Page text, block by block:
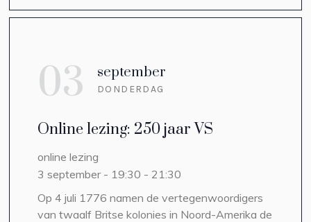
03 september
DONDERDAG
Online lezing: 250 jaar VS
online lezing
3 september - 19:30 - 21:30
Op 4 juli 1776 namen de vertegenwoordigers
van twaalf Britse kolonies in Noord-Amerika de